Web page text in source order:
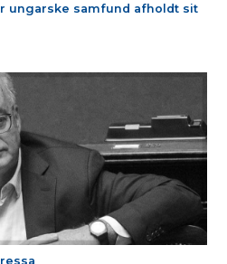
ungarske samfund afholdt sit